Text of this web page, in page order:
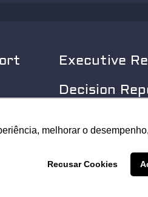
melhorar o
Recusar Cookies
melhorar o
Recusar Cookies
Executive
Decision
© 2025 Security Leader. Todos